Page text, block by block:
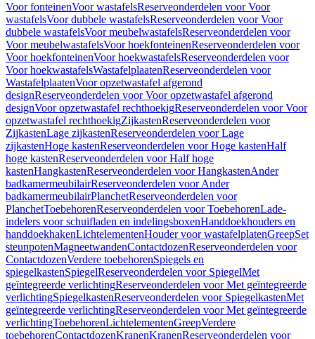
Voor fonteinenVoor wastafelsReserveonderdelen voor Voor
wastafelsVoor dubbele wastafelsReserveonderdelen voor Voor
dubbele wastafelsVoor meubelwastafelsReserveonderdelen voor
Voor meubelwastafelsVoor hoekfonteinenReserveonderdelen voor
Voor hoekfonteinenVoor hoekwastafelsReserveonderdelen voor
Voor hoekwastafelsWastafelplaatenReserveonderdelen voor
WastafelplaatenVoor opzetwastafel afgerond
designReserveonderdelen voor Voor opzetwastafel afgerond
designVoor opzetwastafel rechthoekigReserveonderdelen voor Voor
opzetwastafel rechthoekigZijkastenReserveonderdelen voor
ZijkastenLage zijkastenReserveonderdelen voor Lage
zijkastenHoge kastenReserveonderdelen voor Hoge kastenHalf
hoge kastenReserveonderdelen voor Half hoge
kastenHangkastenReserveonderdelen voor HangkastenAnder
badkamermeubilairReserveonderdelen voor Ander
badkamermeubilairPlanchetReserveonderdelen voor
PlanchetToebehorenReserveonderdelen voor ToebehorenLade-
indelers voor schuifladen en indelingsboxenHanddoekhouders en
handdoekhakenLichtelementenHouder voor wastafelplatenGreepSet
steunpotenMagneetwandenContactdozenReserveonderdelen voor
ContactdozenVerdere toebehorenSpiegels en
spiegelkastenSpiegelReserveonderdelen voor SpiegelMet
geïntegreerde verlichtingReserveonderdelen voor Met geïntegreerde
verlichtingSpiegelkastenReserveonderdelen voor SpiegelkastenMet
geïntegreerde verlichtingReserveonderdelen voor Met geïntegreerde
verlichtingToebehorenLichtelementenGreepVerdere
toebehorenContactdozenKranenKranenReserveonderdelen voor